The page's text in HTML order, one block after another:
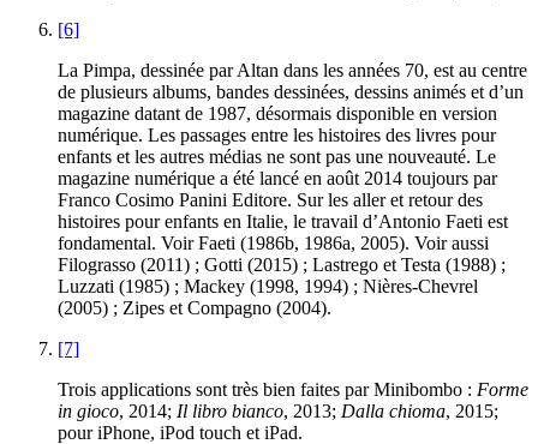
[6]
La Pimpa, dessinée par Altan dans les années 70, est au centre
de plusieurs albums, bandes dessinées, dessins animés et d’un
magazine datant de 1987, désormais disponible en version
numérique. Les passages entre les histoires des livres pour
enfants et les autres médias ne sont pas une nouveauté. Le
magazine numérique a été lancé en août 2014 toujours par
Franco Cosimo Panini Editore. Sur les aller et retour des
histoires pour enfants en Italie, le travail d’Antonio Faeti est
fondamental. Voir Faeti (1986b, 1986a, 2005). Voir aussi
Filograsso (2011) ; Gotti (2015) ; Lastrego et Testa (1988) ;
Luzzati (1985) ; Mackey (1998, 1994) ; Nières-Chevrel
(2005) ; Zipes et Compagno (2004).
[7]
Trois applications sont très bien faites par Minibombo : Forme
in gioco, 2014; Il libro bianco, 2013; Dalla chioma, 2015;
pour iPhone, iPod touch et iPad.